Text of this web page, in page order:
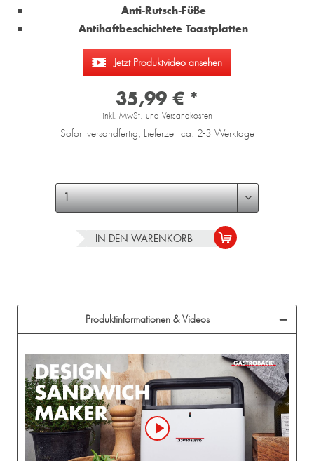
Anti-Rutsch-Füße
Antihaftbeschichtete Toastplatten
Jetzt Produktvideo ansehen
35,99 € *
inkl. MwSt. und Versandkosten
Sofort versandfertig, Lieferzeit ca. 2-3 Werktage
IN DEN WARENKORB
Produktinformationen & Videos